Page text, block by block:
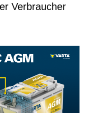
Verbraucher